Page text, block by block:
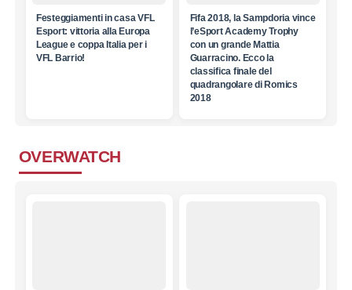
Festeggiamenti in casa VFL
Esport: vittoria alla Europa
League e coppa Italia per i
VFL Barrio!
Fifa 2018, la Sampdoria vince
l’eSport Academy Trophy
con un grande Mattia
Guarracino. Ecco la
classifica finale del
quadrangolare di Romics
2018
OVERWATCH